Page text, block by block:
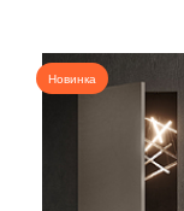
Новинка